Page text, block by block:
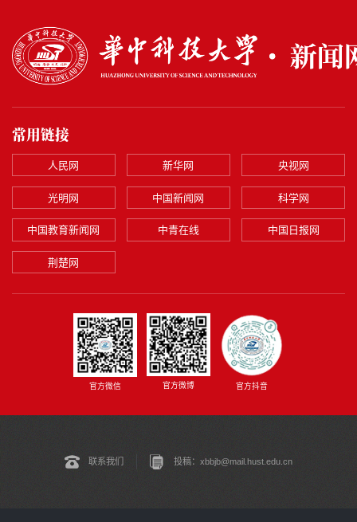
常用链接
人民网 新华网 央视网
光明网 中国新闻网 科学网
中国教育新闻网 中青在线 中国日报网
荆楚网
官方微信 官方微博 官方抖音
联系我们 投稿：xbbjb@mail.hust.edu.cn